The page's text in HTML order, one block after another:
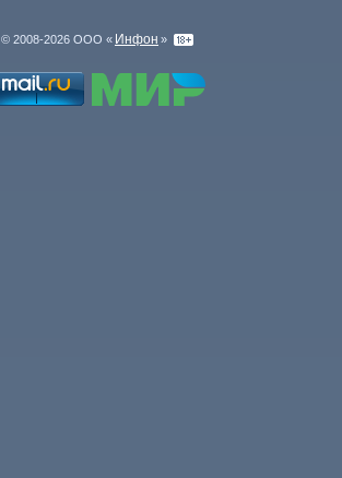
© 2008-2026 ООО « Инфон »